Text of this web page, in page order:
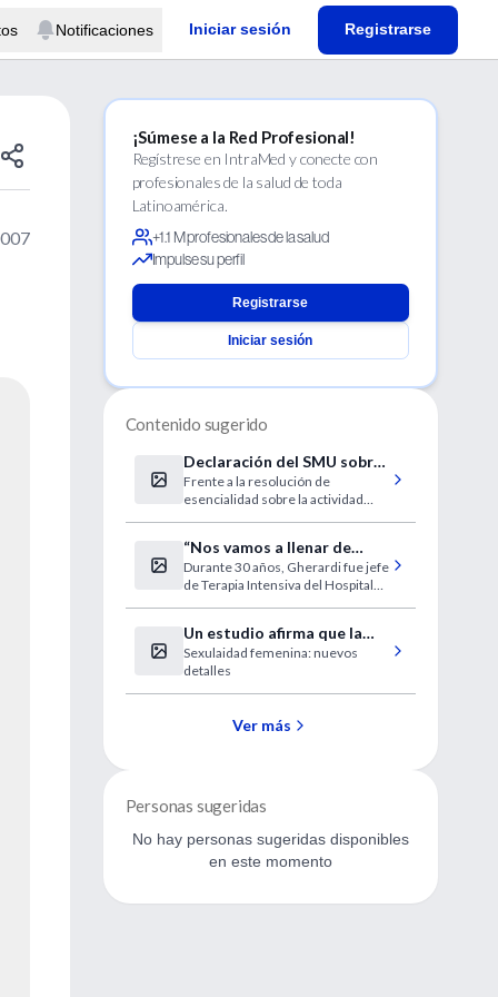
Notificaciones Iniciar sesión Registrarse
¡Súmese a la Red Profesional!
Regístrese en IntraMed y conecte con
profesionales de la salud de toda
Latinoamérica.
+1.1 M profesionales de la salud
Impulse su perfil
Registrarse
Iniciar sesión
Contenido sugerido
Declaración del SMU sobre
resolución de esencialidad
por parte del MTSS y MSP
Frente a la resolución de
esencialidad sobre la actividad
SMU establece:
“Nos vamos a llenar de
enfermos en estado
vegetativo”
Durante 30 años, Gherardi fue jefe
de Terapia Intensiva del Hospital
Un estudio afirma que la
mujer tiene próstata y
eyacula
Sexulaidad femenina: nuevos
detalles
Ver más
Personas sugeridas
No hay personas sugeridas disponibles
en este momento